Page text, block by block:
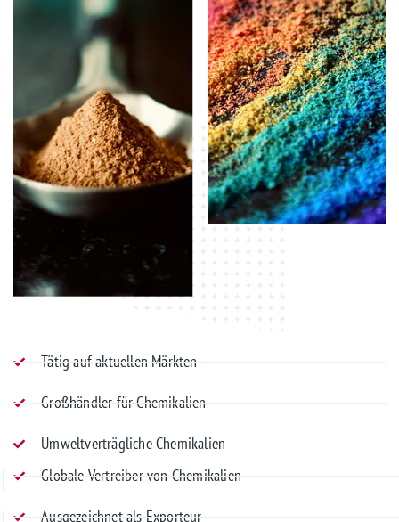
Tätig auf aktuellen Märkten
Großhändler für Chemikalien
Umweltverträgliche Chemikalien
Globale Vertreiber von Chemikalien
Ausgezeichnet als Exporteur